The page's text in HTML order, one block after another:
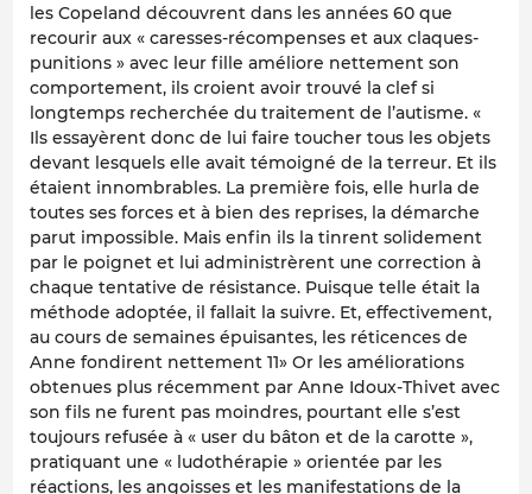
les Copeland découvrent dans les années 60 que
recourir aux « caresses-récompenses et aux claques-
punitions » avec leur fille améliore nettement son
comportement, ils croient avoir trouvé la clef si
longtemps recherchée du traitement de l’autisme. «
Ils essayèrent donc de lui faire toucher tous les objets
devant lesquels elle avait témoigné de la terreur. Et ils
étaient innombrables. La première fois, elle hurla de
toutes ses forces et à bien des reprises, la démarche
parut impossible. Mais enfin ils la tinrent solidement
par le poignet et lui administrèrent une correction à
chaque tentative de résistance. Puisque telle était la
méthode adoptée, il fallait la suivre. Et, effectivement,
au cours de semaines épuisantes, les réticences de
Anne fondirent nettement 11» Or les améliorations
obtenues plus récemment par Anne Idoux-Thivet avec
son fils ne furent pas moindres, pourtant elle s’est
toujours refusée à « user du bâton et de la carotte »,
pratiquant une « ludothérapie » orientée par les
réactions, les angoisses et les manifestations de la